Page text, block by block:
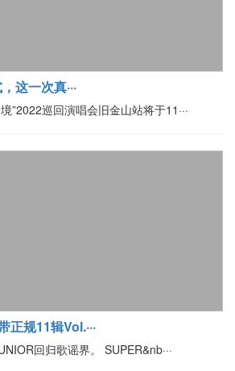
这一次真···
”2022巡回演唱会旧金山站将于11···
规11辑Vol.···
回归歌谣界。 SUPER&nb···